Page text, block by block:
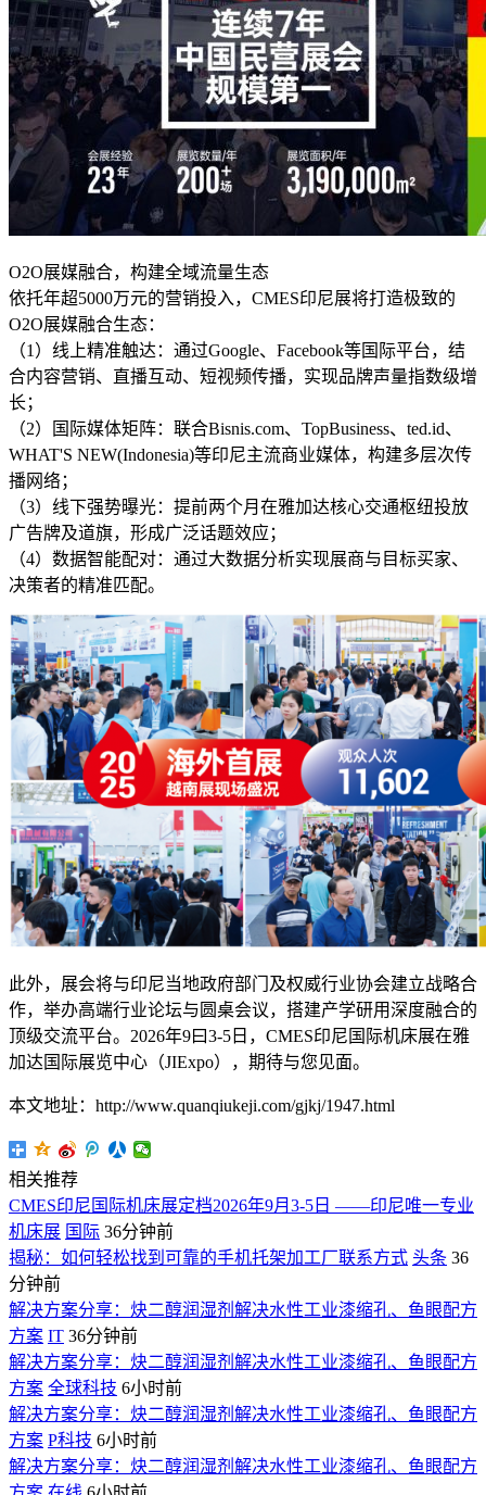
O2O展媒融合，构建全域流量生态
依托年超5000万元的营销投入，CMES印尼展将打造极致的
O2O展媒融合生态：
（1）线上精准触达：通过Google、Facebook等国际平台，结
合内容营销、直播互动、短视频传播，实现品牌声量指数级增
长；
（2）国际媒体矩阵：联合Bisnis.com、TopBusiness、ted.id、
WHAT'S NEW(Indonesia)等印尼主流商业媒体，构建多层次传
播网络；
（3）线下强势曝光：提前两个月在雅加达核心交通枢纽投放
广告牌及道旗，形成广泛话题效应；
（4）数据智能配对：通过大数据分析实现展商与目标买家、
决策者的精准匹配。
此外，展会将与印尼当地政府部门及权威行业协会建立战略合
作，举办高端行业论坛与圆桌会议，搭建产学研用深度融合的
顶级交流平台。2026年9曰3-5日，CMES印尼国际机床展在雅
加达国际展览中心（JIExpo），期待与您见面。
本文地址：http://www.quanqiukeji.com/gjkj/1947.html
相关推荐
CMES印尼国际机床展定档2026年9月3-5日 ——印尼唯一专业
机床展 国际 36分钟前
揭秘：如何轻松找到可靠的手机托架加工厂联系方式 头条 36
分钟前
解决方案分享：炔二醇润湿剂解决水性工业漆缩孔、鱼眼配方
方案 IT 36分钟前
解决方案分享：炔二醇润湿剂解决水性工业漆缩孔、鱼眼配方
方案 全球科技 6小时前
解决方案分享：炔二醇润湿剂解决水性工业漆缩孔、鱼眼配方
方案 P科技 6小时前
解决方案分享：炔二醇润湿剂解决水性工业漆缩孔、鱼眼配方